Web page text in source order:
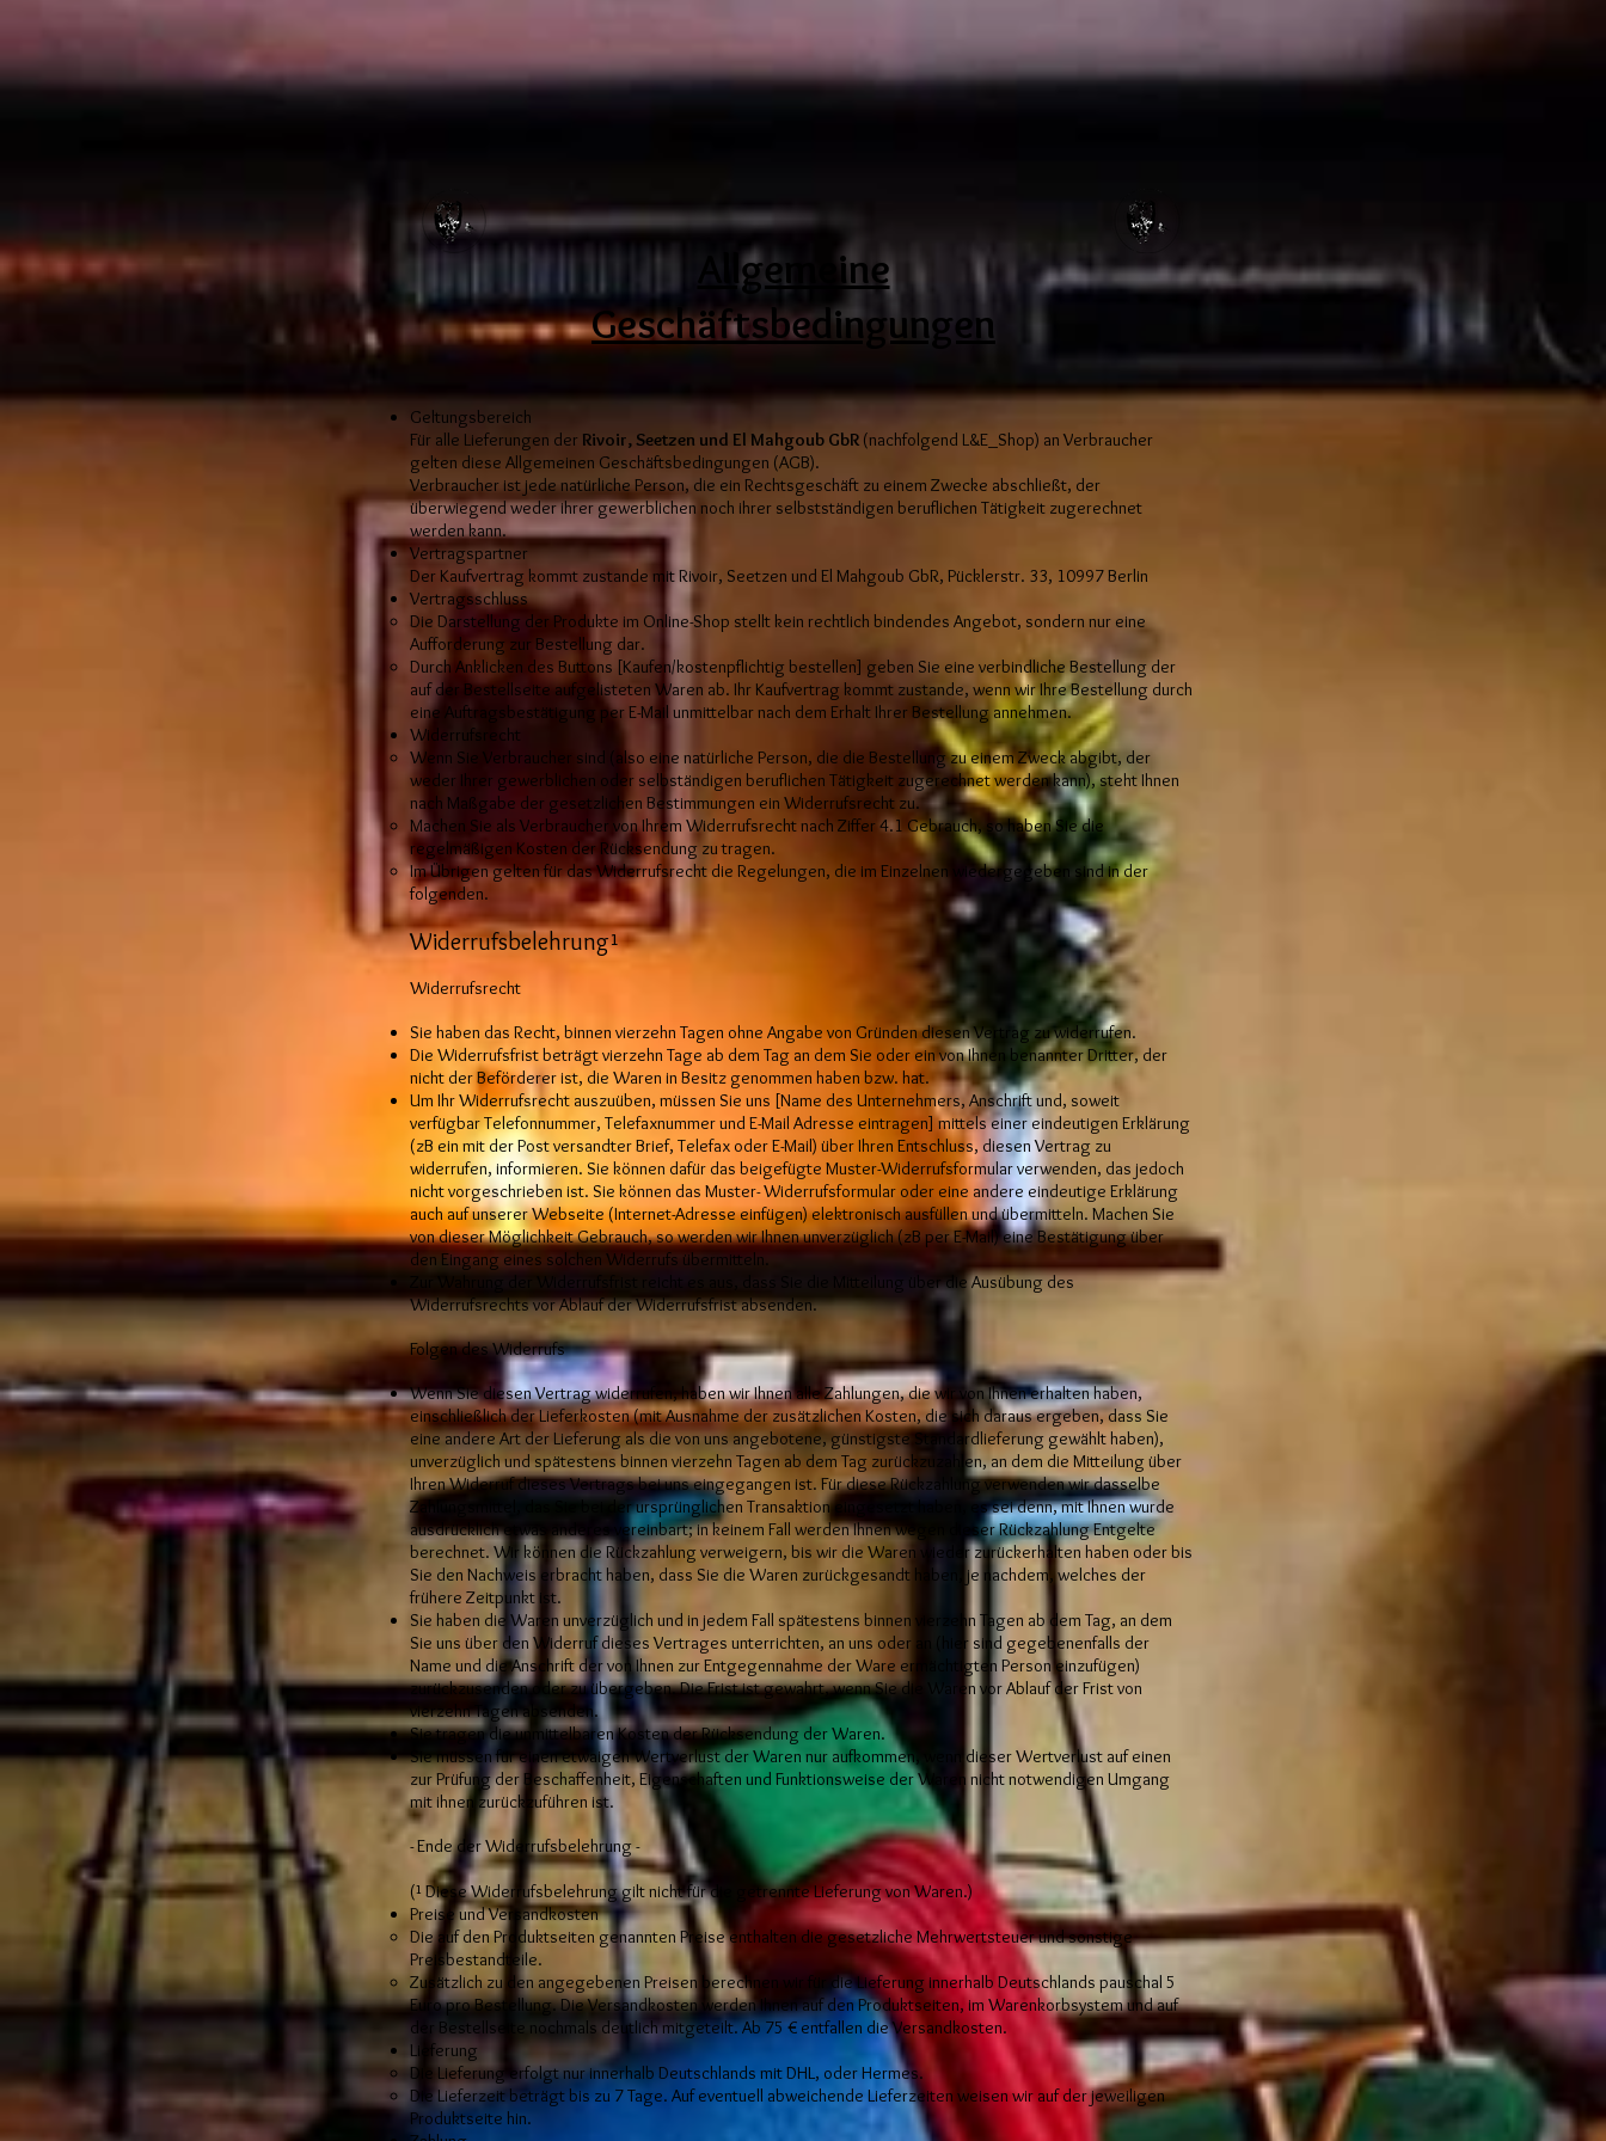
Allgemeine
Geschäftsbedingungen
Geltungsbereich
Für alle Lieferungen der Rivoir, Seetzen und El Mahgoub GbR (nachfolgend L&E_Shop) an Verbraucher
gelten diese Allgemeinen Geschäftsbedingungen (AGB).
Verbraucher ist jede natürliche Person, die ein Rechtsgeschäft zu einem Zwecke abschließt, der
überwiegend weder ihrer gewerblichen noch ihrer selbstständigen beruflichen Tätigkeit zugerechnet
werden kann.
Vertragspartner
Der Kaufvertrag kommt zustande mit Rivoir, Seetzen und El Mahgoub GbR, Pücklerstr. 33, 10997 Berlin
Vertragsschluss
Die Darstellung der Produkte im Online-Shop stellt kein rechtlich bindendes Angebot, sondern nur eine
Aufforderung zur Bestellung dar.
Durch Anklicken des Buttons [Kaufen/kostenpflichtig bestellen] geben Sie eine verbindliche Bestellung der
auf der Bestellseite aufgelisteten Waren ab. Ihr Kaufvertrag kommt zustande, wenn wir Ihre Bestellung durch
eine Auftragsbestätigung per E-Mail unmittelbar nach dem Erhalt Ihrer Bestellung annehmen.
Widerrufsrecht
Wenn Sie Verbraucher sind (also eine natürliche Person, die die Bestellung zu einem Zweck abgibt, der
weder Ihrer gewerblichen oder selbständigen beruflichen Tätigkeit zugerechnet werden kann), steht Ihnen
nach Maßgabe der gesetzlichen Bestimmungen ein Widerrufsrecht zu.
Machen Sie als Verbraucher von Ihrem Widerrufsrecht nach Ziffer 4.1 Gebrauch, so haben Sie die
regelmäßigen Kosten der Rücksendung zu tragen.
Im Übrigen gelten für das Widerrufsrecht die Regelungen, die im Einzelnen wiedergegeben sind in der
folgenden.
Widerrufsbelehrung¹
Widerrufsrecht
Sie haben das Recht, binnen vierzehn Tagen ohne Angabe von Gründen diesen Vertrag zu widerrufen.
Die Widerrufsfrist beträgt vierzehn Tage ab dem Tag an dem Sie oder ein von Ihnen benannter Dritter, der
nicht der Beförderer ist, die Waren in Besitz genommen haben bzw. hat.
Um Ihr Widerrufsrecht auszuüben, müssen Sie uns [Name des Unternehmers, Anschrift und, soweit
verfügbar Telefonnummer, Telefaxnummer und E-Mail Adresse eintragen] mittels einer eindeutigen Erklärung
(zB ein mit der Post versandter Brief, Telefax oder E-Mail) über Ihren Entschluss, diesen Vertrag zu
widerrufen, informieren. Sie können dafür das beigefügte Muster-Widerrufsformular verwenden, das jedoch
nicht vorgeschrieben ist. Sie können das Muster- Widerrufsformular oder eine andere eindeutige Erklärung
auch auf unserer Webseite (Internet-Adresse einfügen) elektronisch ausfüllen und übermitteln. Machen Sie
von dieser Möglichkeit Gebrauch, so werden wir Ihnen unverzüglich (zB per E-Mail) eine Bestätigung über
den Eingang eines solchen Widerrufs übermitteln.
Zur Wahrung der Widerrufsfrist reicht es aus, dass Sie die Mitteilung über die Ausübung des
Widerrufsrechts vor Ablauf der Widerrufsfrist absenden.
Folgen des Widerrufs
Wenn Sie diesen Vertrag widerrufen, haben wir Ihnen alle Zahlungen, die wir von Ihnen erhalten haben,
einschließlich der Lieferkosten (mit Ausnahme der zusätzlichen Kosten, die sich daraus ergeben, dass Sie
eine andere Art der Lieferung als die von uns angebotene, günstigste Standardlieferung gewählt haben),
unverzüglich und spätestens binnen vierzehn Tagen ab dem Tag zurückzuzahlen, an dem die Mitteilung über
Ihren Widerruf dieses Vertrags bei uns eingegangen ist. Für diese Rückzahlung verwenden wir dasselbe
Zahlungsmittel, das Sie bei der ursprünglichen Transaktion eingesetzt haben, es sei denn, mit Ihnen wurde
ausdrücklich etwas anderes vereinbart; in keinem Fall werden Ihnen wegen dieser Rückzahlung Entgelte
berechnet. Wir können die Rückzahlung verweigern, bis wir die Waren wieder zurückerhalten haben oder bis
Sie den Nachweis erbracht haben, dass Sie die Waren zurückgesandt haben, je nachdem, welches der
frühere Zeitpunkt ist.
Sie haben die Waren unverzüglich und in jedem Fall spätestens binnen vierzehn Tagen ab dem Tag, an dem
Sie uns über den Widerruf dieses Vertrages unterrichten, an uns oder an (hier sind gegebenenfalls der
Name und die Anschrift der von Ihnen zur Entgegennahme der Ware ermächtigten Person einzufügen)
zurückzusenden oder zu übergeben. Die Frist ist gewahrt, wenn Sie die Waren vor Ablauf der Frist von
vierzehn Tagen absenden.
Sie tragen die unmittelbaren Kosten der Rücksendung der Waren.
Sie müssen für einen etwaigen Wertverlust der Waren nur aufkommen, wenn dieser Wertverlust auf einen
zur Prüfung der Beschaffenheit, Eigenschaften und Funktionsweise der Waren nicht notwendigen Umgang
mit ihnen zurückzuführen ist.
- Ende der Widerrufsbelehrung -
(¹ Diese Widerrufsbelehrung gilt nicht für die getrennte Lieferung von Waren.)
Preise und Versandkosten
Die auf den Produktseiten genannten Preise enthalten die gesetzliche Mehrwertsteuer und sonstige
Preisbestandteile.
Zusätzlich zu den angegebenen Preisen berechnen wir für die Lieferung innerhalb Deutschlands pauschal 5
Euro pro Bestellung. Die Versandkosten werden Ihnen auf den Produktseiten, im Warenkorbsystem und auf
der Bestellseite nochmals deutlich mitgeteilt. Ab 75 € entfallen die Versandkosten.
Lieferung
Die Lieferung erfolgt nur innerhalb Deutschlands mit DHL, oder Hermes.
Die Lieferzeit beträgt bis zu 7 Tage. Auf eventuell abweichende Lieferzeiten weisen wir auf der jeweiligen
Produktseite hin.